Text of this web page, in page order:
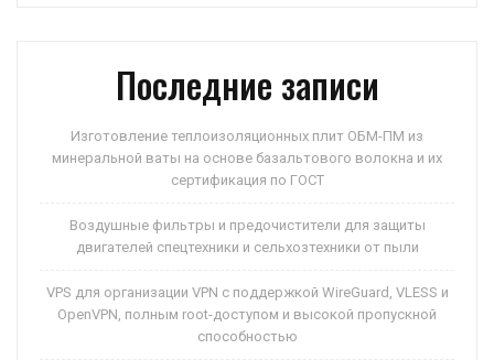
ni
ki
ть
Последние записи
Изготовление теплоизоляционных плит ОБМ-ПМ из
минеральной ваты на основе базальтового волокна и их
сертификация по ГОСТ
Воздушные фильтры и предочистители для защиты
двигателей спецтехники и сельхозтехники от пыли
VPS для организации VPN с поддержкой WireGuard, VLESS и
OpenVPN, полным root-доступом и высокой пропускной
способностью